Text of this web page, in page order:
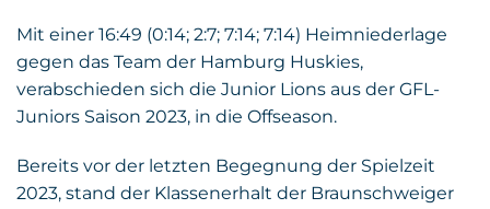
Mit einer 16:49 (0:14; 2:7; 7:14; 7:14) Heimniederlage
gegen das Team der Hamburg Huskies,
verabschieden sich die Junior Lions aus der GFL-
Juniors Saison 2023, in die Offseason.
Bereits vor der letzten Begegnung der Spielzeit
2023, stand der Klassenerhalt der Braunschweiger